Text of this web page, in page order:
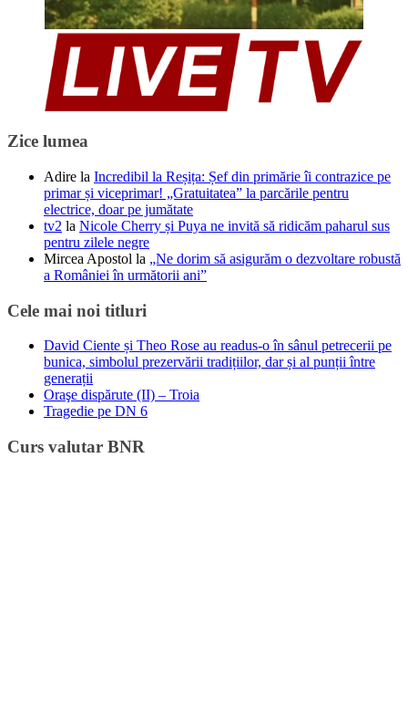
Zice lumea
Adire la Incredibil la Reșița: Șef din primărie îi contrazice pe
primar și viceprimar! „Gratuitatea” la parcările pentru
electrice, doar pe jumătate
tv2 la Nicole Cherry și Puya ne invită să ridicăm paharul sus
pentru zilele negre
Mircea Apostol la „Ne dorim să asigurăm o dezvoltare robustă
a României în următorii ani”
Cele mai noi titluri
David Ciente și Theo Rose au readus-o în sânul petrecerii pe
bunica, simbolul prezervării tradițiilor, dar și al punții între
generații
Oraşe dispărute (II) – Troia
Tragedie pe DN 6
Curs valutar BNR